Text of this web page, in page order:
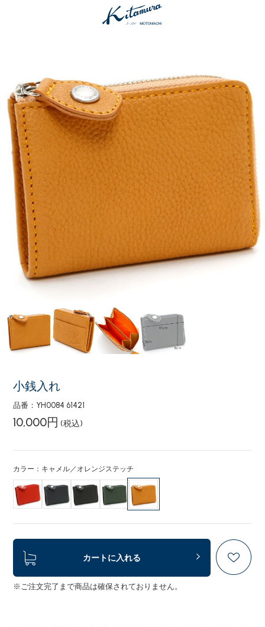
小銭入れ
品番：YH0084 61421
10,000円 (税込)
カラー：キャメル／オレンジステッチ
カートに入れる
※ご注文完了まで商品は確保されておりません。